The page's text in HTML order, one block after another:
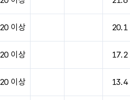
20 이상 20.1
20 이상 17.2
20 이상 13.4